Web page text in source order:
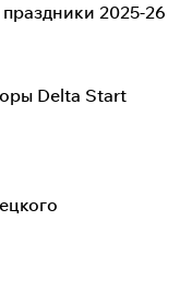
2025-26
Delta Start